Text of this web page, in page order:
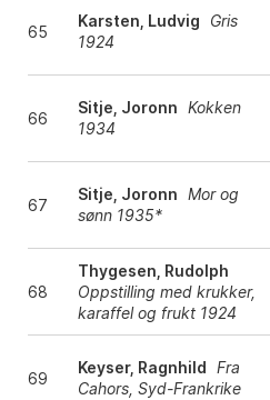
65
Karsten, Ludvig
Gris
1924
66
Sitje, Joronn Kokken
1934
67
Sitje, Joronn Mor og
sønn 1935*
68
Thygesen, Rudolph
Oppstilling med krukker,
karaffel og frukt 1924
69
Keyser, Ragnhild Fra
Cahors, Syd-Frankrike